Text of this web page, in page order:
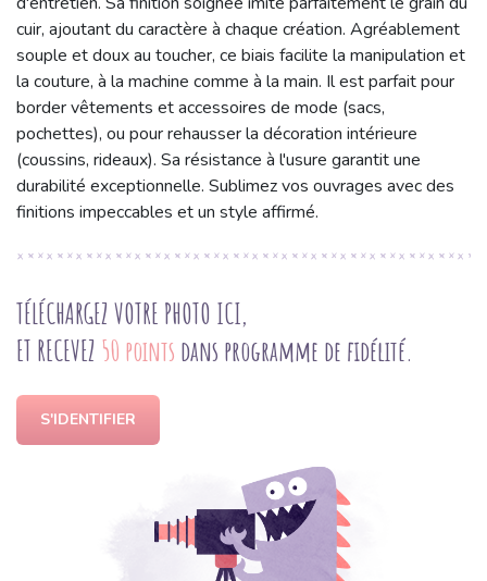
cuir, ajoutant du caractère à chaque création. Agréablement
souple et doux au toucher, ce biais facilite la manipulation et
la couture, à la machine comme à la main. Il est parfait pour
border vêtements et accessoires de mode (sacs,
pochettes), ou pour rehausser la décoration intérieure
(coussins, rideaux). Sa résistance à l'usure garantit une
durabilité exceptionnelle. Sublimez vos ouvrages avec des
finitions impeccables et un style affirmé.
TÉLÉCHARGEZ VOTRE PHOTO ICI,
ET RECEVEZ 50 points dans programme de fidélité.
S'IDENTIFIER